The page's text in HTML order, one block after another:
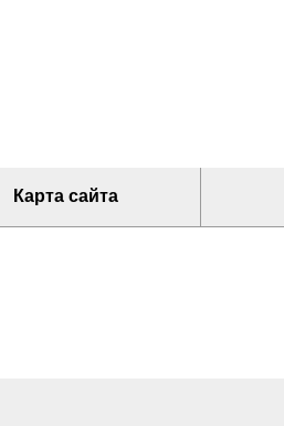
Карта сайта